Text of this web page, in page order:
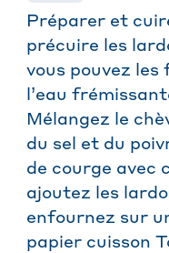
Préparer et
précuire les
vous pouvez
l’eau
Mélangez le
du sel et du
de courge avec
ajoutez les
enfournez sur
papier cuisson